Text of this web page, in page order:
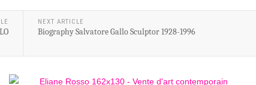
NEXT ARTICLE
Biography Salvatore Gallo Sculptor 1928-1996